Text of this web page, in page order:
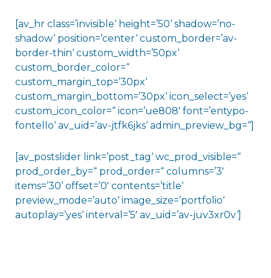
[av_hr class=’invisible‘ height=’50‘ shadow=’no-
shadow‘ position=’center‘ custom_border=’av-
border-thin‘ custom_width=’50px‘
custom_border_color=“
custom_margin_top=’30px‘
custom_margin_bottom=’30px‘ icon_select=’yes‘
custom_icon_color=“ icon=’ue808′ font=’entypo-
fontello‘ av_uid=’av-jtfk6jks‘ admin_preview_bg=“]
[av_postslider link=’post_tag‘ wc_prod_visible=“
prod_order_by=“ prod_order=“ columns=’3′
items=’30‘ offset=’0′ contents=’title‘
preview_mode=’auto‘ image_size=’portfolio‘
autoplay=’yes‘ interval=’5′ av_uid=’av-juv3xr0v‘]